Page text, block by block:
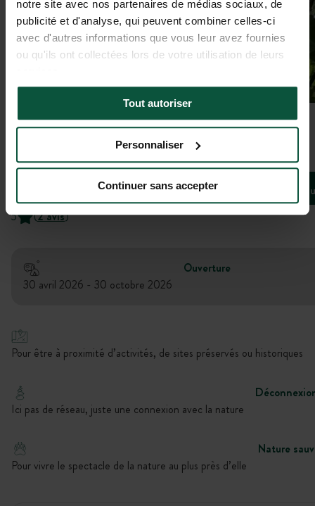
notre site avec nos partenaires de médias sociaux, de
publicité et d'analyse, qui peuvent combiner celles-ci
avec d'autres informations que vous leur avez fournies
ou qu'ils ont collectées lors de votre utilisation de leurs
Tout autoriser
Personnaliser
Continuer sans accepter
Les châtaigniers
CHERAC, Nouvelle-Aquitaine, France
Bivouac
5
(2 avis)
Ouverture
30 avril 2026 - 30 octobre 2026
Pour être à proximité d’activités, de sites préservés ou historiques
Ici pas de réseau, juste une connexion avec la nature
Nature
Pour vivre le spectacle de la nature au plus près d’elle